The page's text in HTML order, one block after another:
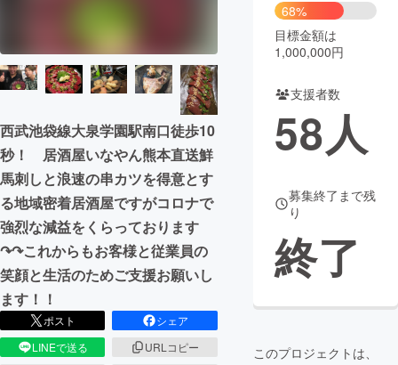
CAMPFIRE for Social Good
CAMPFIRE Creation
CAMPFIREふるさと納税machi-ya コミュニティ
西武池袋線大泉学園駅南口徒歩10
秒！ 居酒屋いなやん熊本直送鮮
馬刺しと浪速の串カツを得意とす
る地域密着居酒屋ですがコロナで
強烈な減益をくらっております
↷↷これからもお客様と従業員の
笑顔と生活のためご支援お願いし
ます！！
ポスト
シェア
LINEで送る
URLコピー
68%
目標金額は
1,000,000円
支援者数
58人
募集終了まで残
り
終了
このプロジェクトは、